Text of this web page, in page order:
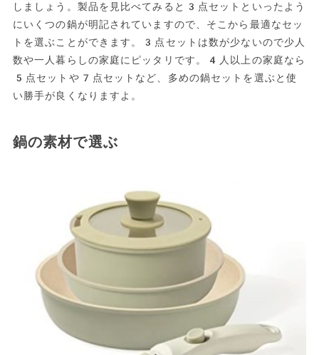
しましょう。製品を見比べてみると3点セットといったよう
にいくつの鍋が明記されていますので、そこから最適なセッ
トを選ぶことができます。3点セットは数が少ないので少人
数や一人暮らしの家庭にピッタリです。4人以上の家庭なら
5点セットや7点セットなど、多めの鍋セットを選ぶと使
い勝手が良くなりますよ。
鍋の素材で選ぶ